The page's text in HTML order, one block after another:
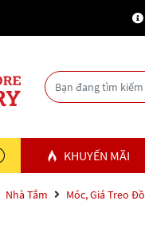
KHUYẾN MÃI
Nhà Tắm Móc, Giá Treo Đồ